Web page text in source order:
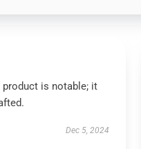
is notable; it
Dec 5, 2024